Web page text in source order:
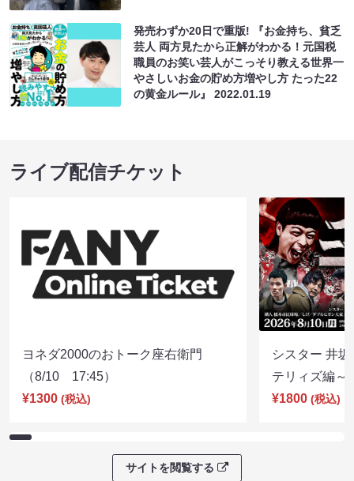
発売わずか20日で重版! 『お金持ち、貧乏
芸人 両方見たから正解がわかる！元国税
職員のお笑い芸人がこっそり教える世界一
やさしいお金の貯め方増やし方 たった22
の黄金ルール』2022.01.19
ライブ配信チケット
ヨネダ2000のおトーク座右衛門
（8/10 17:45）
¥1300 (税込)
シスター 井
テリィズ編
¥1800 (税込)
サイトを閲覧する